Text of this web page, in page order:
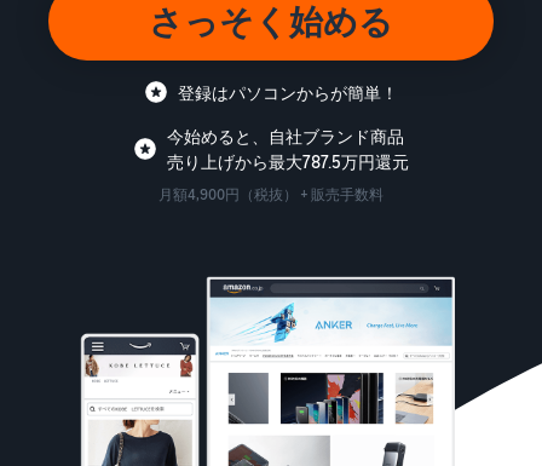
さっそく始める
登録はパソコンからが簡単！
今始めると、自社ブランド商品
売り上げから最大787.5万円還元
月額4,900円（税抜） + 販売手数料